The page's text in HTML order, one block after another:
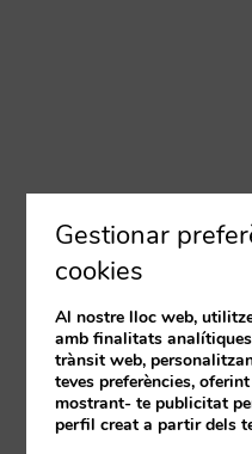
Gestionar
cookies
Al nostre lloc web,
amb finalitats
trànsit web,
teves preferències,
mostrant- te publicitat
perfil creat a partir dels